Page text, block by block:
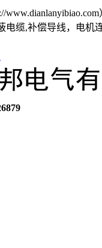
电缆,补偿导线，电机